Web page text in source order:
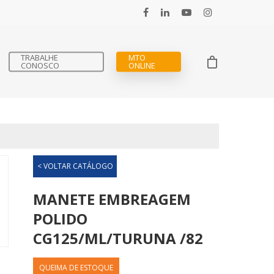
TRABALHE
CONOSCO
MTO
ONLINE
< VOLTAR CATÁLOGO
MANETE EMBREAGEM
POLIDO
CG125/ML/TURUNA /82
QUEIMA DE ESTOQUE